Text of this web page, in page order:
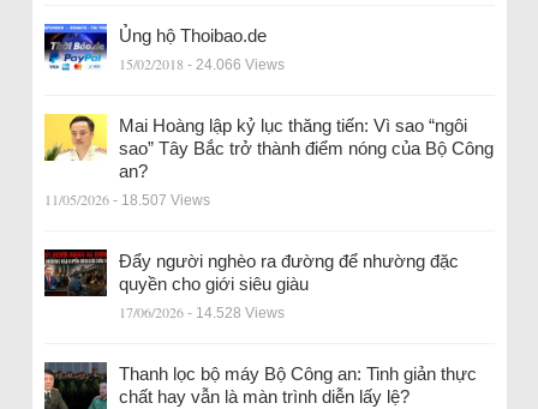
Ủng hộ Thoibao.de
15/02/2018 - 24.066 Views
Mai Hoàng lập kỷ lục thăng tiến: Vì sao “ngôi
sao” Tây Bắc trở thành điểm nóng của Bộ Công
an?
11/05/2026 - 18.507 Views
Đẩy người nghèo ra đường để nhường đặc
quyền cho giới siêu giàu
17/06/2026 - 14.528 Views
Thanh lọc bộ máy Bộ Công an: Tinh giản thực
chất hay vẫn là màn trình diễn lấy lệ?